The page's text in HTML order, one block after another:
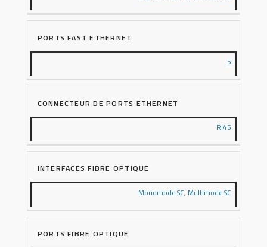
PORTS FAST ETHERNET
5
CONNECTEUR DE PORTS ETHERNET
RJ45
INTERFACES FIBRE OPTIQUE
Monomode SC, Multimode SC
PORTS FIBRE OPTIQUE